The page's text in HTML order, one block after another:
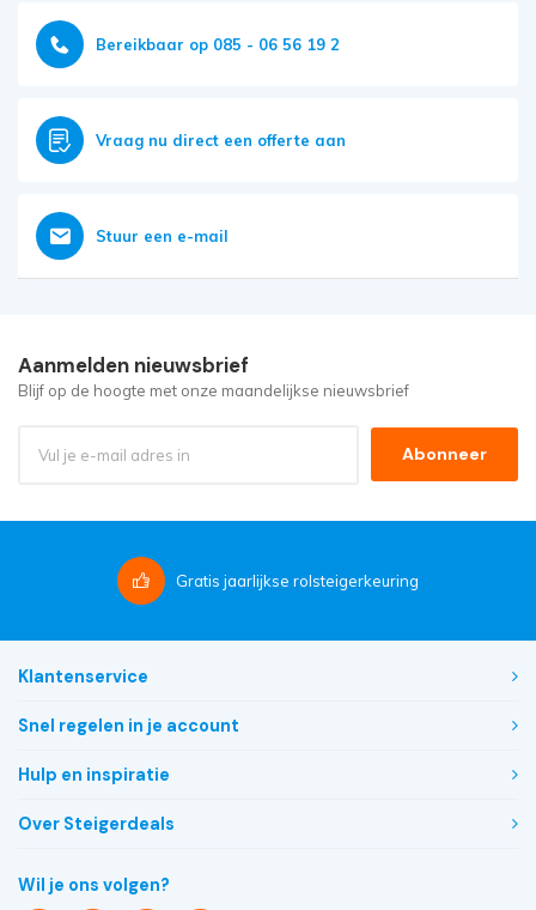
Bereikbaar op 085 - 06 56 19 2
Vraag nu direct een offerte aan
Stuur een e-mail
Aanmelden nieuwsbrief
Blijf op de hoogte met onze maandelijkse nieuwsbrief
Abonneer
Gratis jaarlijkse rolsteigerkeuring
Klantenservice
Snel regelen in je account
Hulp en inspiratie
Over Steigerdeals
Wil je ons volgen?